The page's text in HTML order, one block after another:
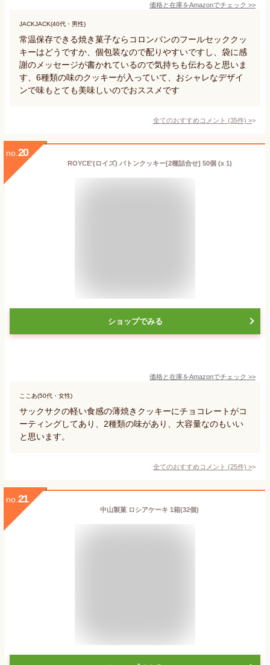
価格と在庫をAmazonでチェック >>
JACKJACK(40代・男性)
常温保存できる焼き菓子ならコロンバンのフールセッククッ
キーはどうですか、個包装なので配りやすいですし、袋に感
謝のメッセージが書かれているので気持ちも伝わると思いま
す、6種類の味のクッキーが入っていて、おシャレなデザイ
ンで味もとても美味しいのでおススメです
全てのおすすめコメント (35件) >
no. 20
ROYCE'(ロイズ) バトンクッキー[2種詰合せ] 50個 (x 1)
ショップでみる
価格と在庫をAmazonでチェック >>
ここあ(50代・女性)
サックサクの軽い食感の薄焼きクッキーにチョコレートがコ
ーティングしてあり、2種類の味があり、大容量なのもいい
と思います。
全てのおすすめコメント (25件) >
no. 21
中山製菓 ロシアケーキ 1箱(32個)